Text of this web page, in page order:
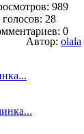
989
28
0
Автор: olala